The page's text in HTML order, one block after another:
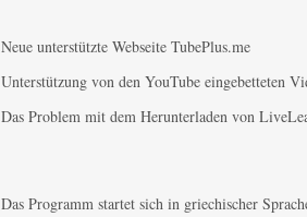
Neue unterstützte Webseite TubePlus.me
Unterstützung von den YouTube eingebetteten
Das Problem mit dem Herunterladen von
Das Programm startet sich in griechischer